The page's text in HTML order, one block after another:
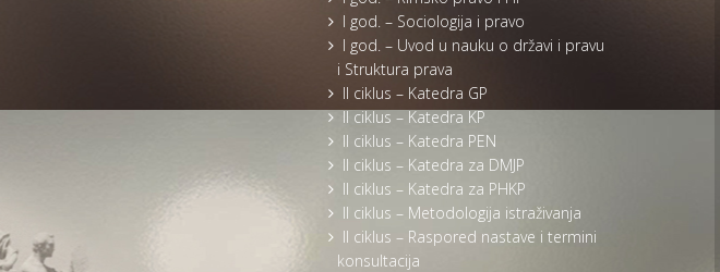
I god. – Sociologija i pravo
I god. – Uvod u nauku o državi i pravu
i Struktura prava
II ciklus – Katedra GP
II ciklus – Katedra KP
II ciklus – Katedra PEN
II ciklus – Katedra za DMJP
II ciklus – Katedra za PHKP
II ciklus – Metodologija istraživanja
II ciklus – Raspored nastave i termini
konsultacija